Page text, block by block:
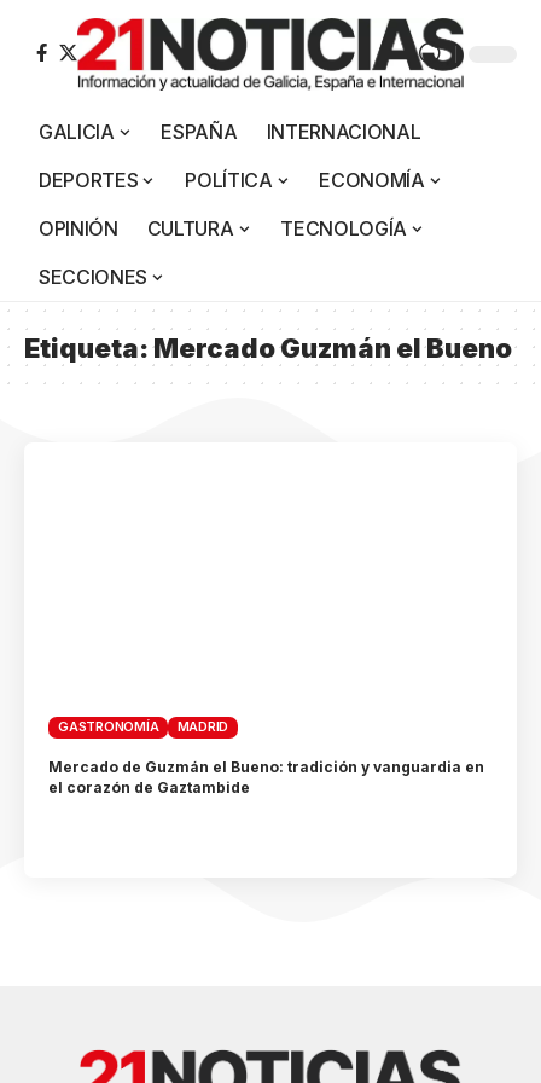
GALICIA ESPAÑA
INTERNACIONAL
DEPORTES
POLÍTICA
ECONOMÍA
OPINIÓN
CULTURA
TECNOLOGÍA
SECCIONES
Etiqueta:Mercado Guzmán el Bueno
GASTRONOMÍA MADRID
Mercado de Guzmán el Bueno: tradición y vanguardia en
el corazón de Gaztambide